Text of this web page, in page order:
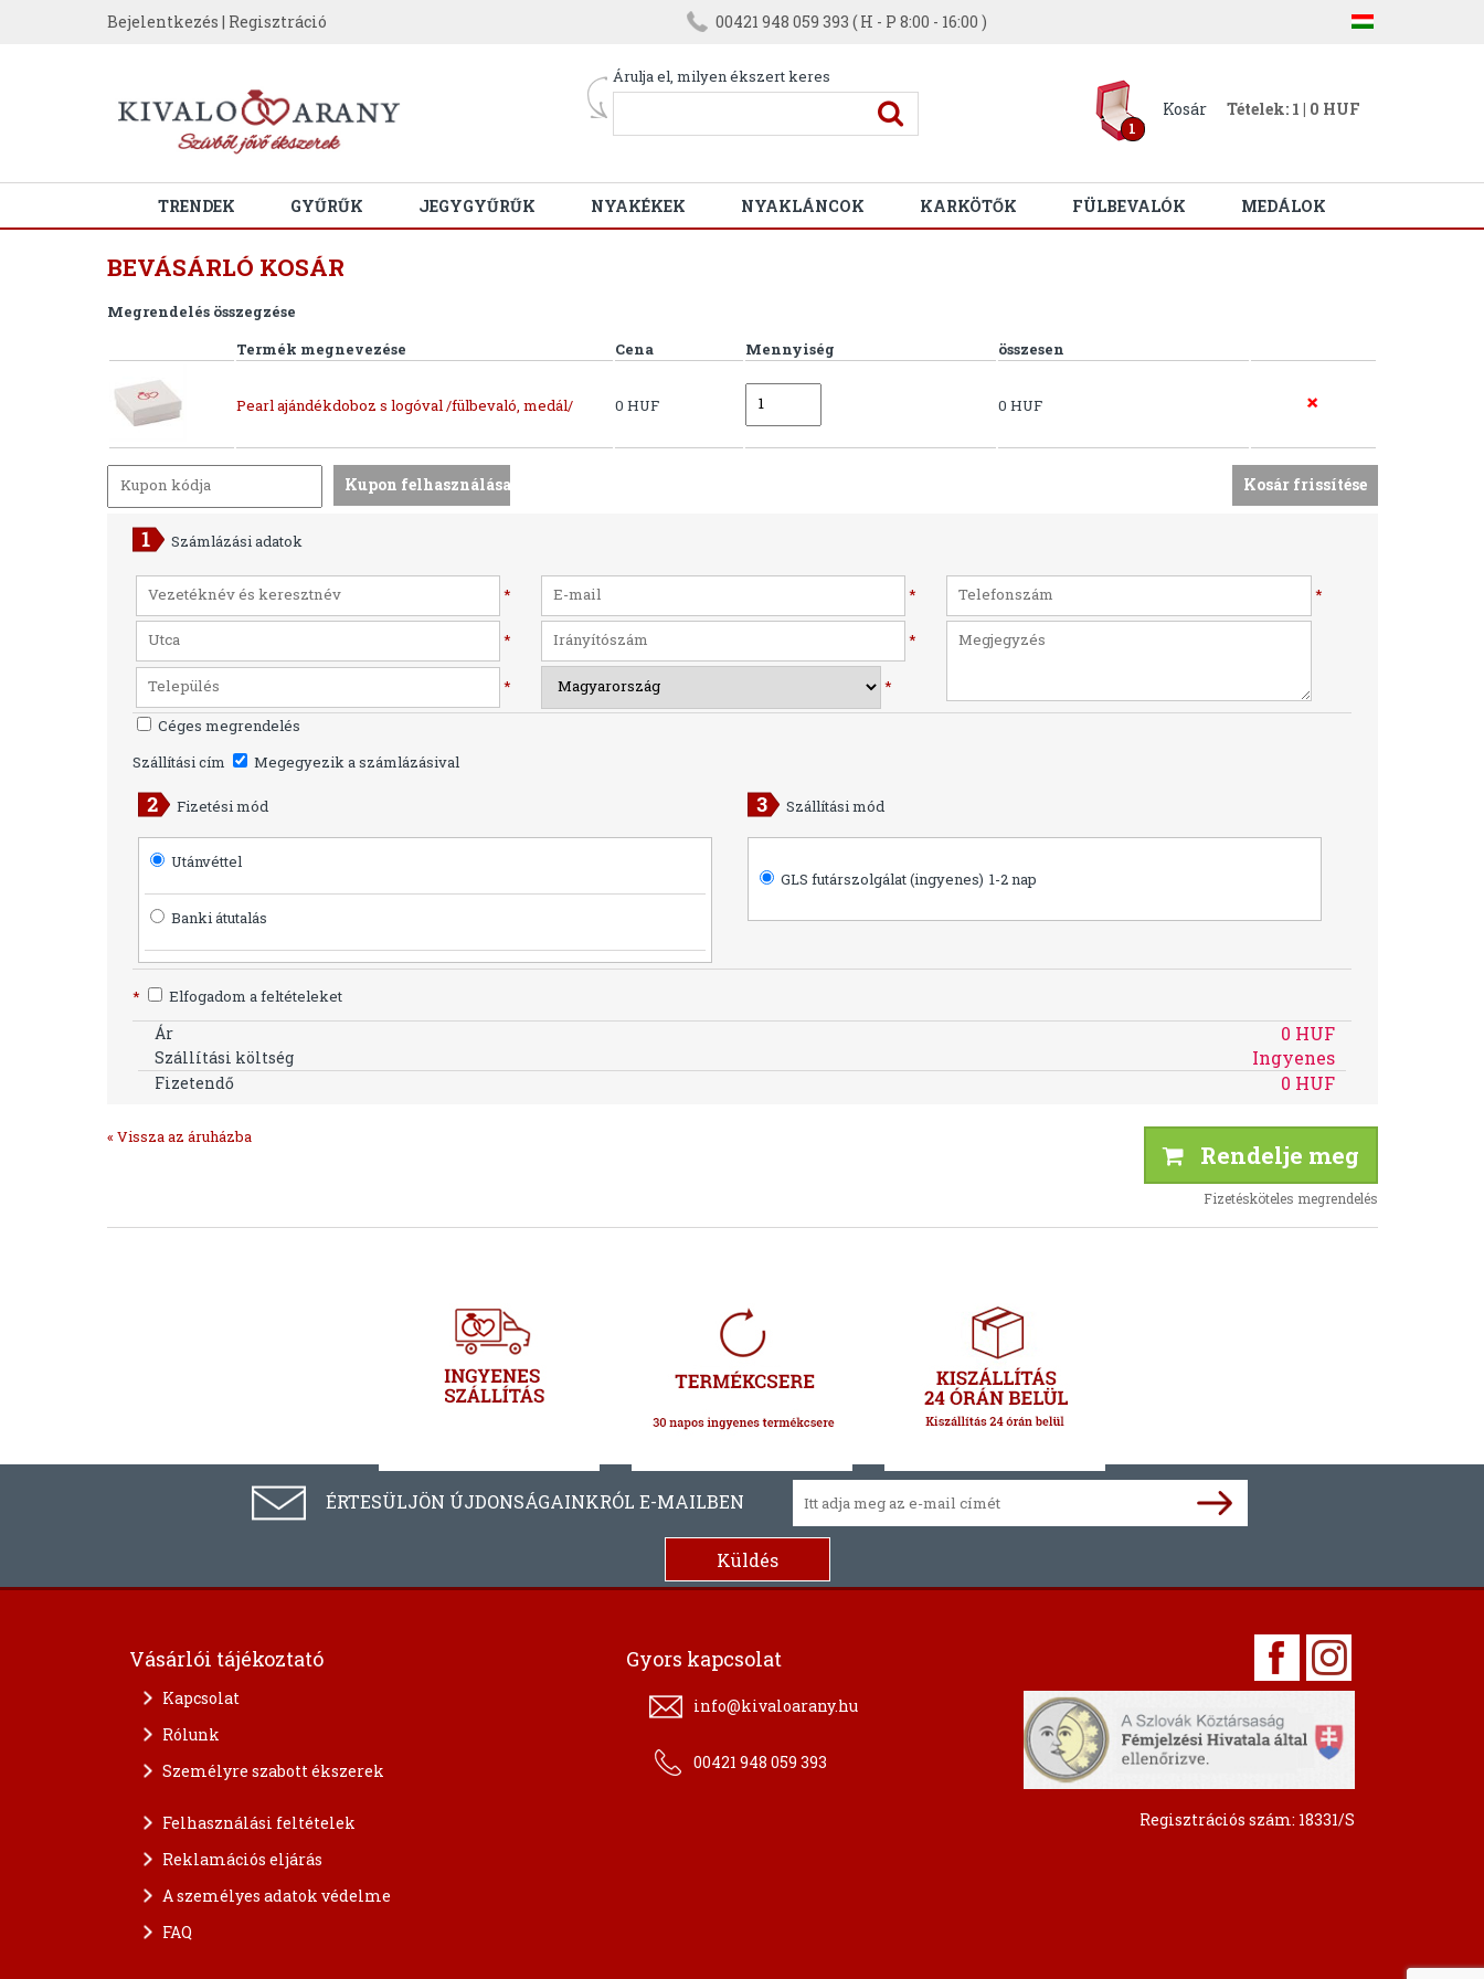
Bejelentkezés | Regisztráció 00421 948 059 393 ( H - P 8:00 - 16:00 )
Árulja el, milyen ékszert keres
1
Kosár Tételek: 1 | 0 HUF
TRENDEK GYŰRŰK JEGYGYŰRŰK NYAKÉKEK NYAKLÁNCOK KARKÖTŐK FÜLBEVALÓK MEDÁLOK
BEVÁSÁRLÓ KOSÁR
Megrendelés összegzése
Termék megnevezése
Cena Mennyiség összesen
Pearl ajándékdoboz s logóval /fülbevaló, medál/ 0 HUF 0 HUF
Számlázási adatok
* * *
* *
*
*
Céges megrendelés
Szállítási cím
Megegyezik a számlázásival
Fizetési mód
Utánvéttel
Banki átutalás
Szállítási mód
GLS futárszolgálat (ingyenes) 1-2 nap
* Elfogadom a feltételeket
Ár 0 HUF
Szállítási költség Ingyenes
Fizetendő 0 HUF
« Vissza az áruházba
Rendelje meg
Fizetésköteles megrendelés
ÉRTESÜLJÖN ÚJDONSÁGAINKRÓL E-MAILBEN
Vásárlói tájékoztató
Kapcsolat
Rólunk
Személyre szabott ékszerek
Felhasználási feltételek
Reklamációs eljárás
A személyes adatok védelme
FAQ
Gyors kapcsolat
info@kivaloarany.hu
00421 948 059 393
Regisztrációs szám: 18331/S